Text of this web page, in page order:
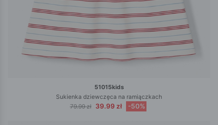
51015kids
Sukienka dziewczęca na ramiączkach
79.99 zł
39.99 zł -50%